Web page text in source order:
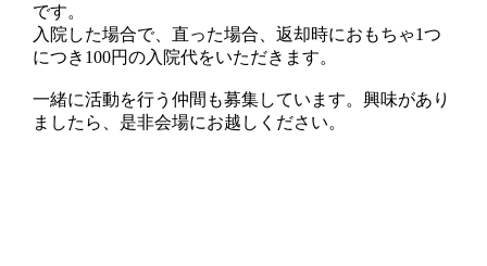
です。
入院した場合で、直った場合、返却時におもちゃ1つ
につき100円の入院代をいただきます。
一緒に活動を行う仲間も募集しています。興味があり
ましたら、是非会場にお越しください。